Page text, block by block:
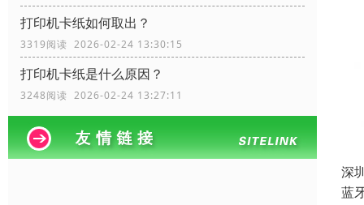
打印机卡纸如何取出？
3319阅读 2026-02-24 13:30:15
打印机卡纸是什么原因？
3248阅读 2026-02-24 13:27:11
深
蓝